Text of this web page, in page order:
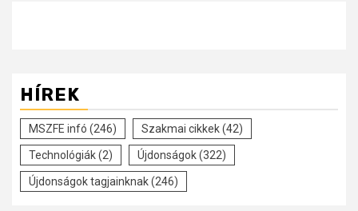
HÍREK
MSZFE infó (246) Szakmai cikkek(42)
Technológiák(2) Újdonságok(322)
Újdonságok tagjainknak(246)